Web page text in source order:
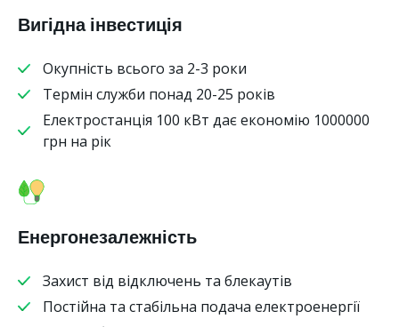
Вигідна інвестиція
Окупність всього за 2-3 роки
Термін служби понад 20-25 років
Електростанція 100 кВт дає економію 1000000
грн на рік
Енергонезалежність
Захист від відключень та блекаутів
Постійна та стабільна подача електроенергії